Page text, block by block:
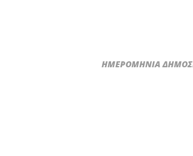
ΗΜΕΡΟΜΗΝΙΑ